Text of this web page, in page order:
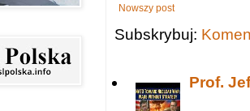
Nowszy post
Subskrybuj:
Prof.